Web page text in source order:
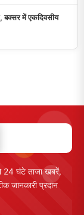
बक्सर में एकदिवसीय
24 घंटे ताजा खबरें,
जानकारी प्रदान